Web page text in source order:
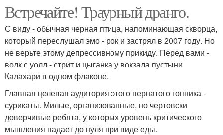
Встречайте! Траурный дранго.
С виду - обычная черная птица, напоминающая скворца,
который переслушал эмо - рок и застрял в 2007 году. Но
не верьте этому депрессивному прикиду. Перед вами -
волк с уолл - стрит и цыганка у вокзала пустыни
Калахари в одном флаконе.
Главная целевая аудитория этого пернатого гопника -
сурикаты. Милые, организованные, но чертовски
доверчивые ребята, у которых уровень критического
мышления падает до нуля при виде еды.